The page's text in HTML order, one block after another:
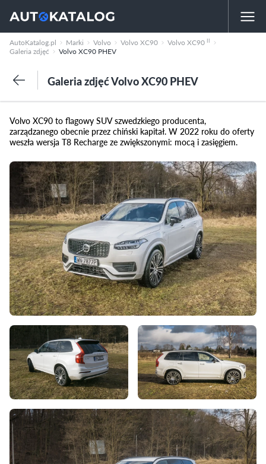
AutoKatalog.pl Marki Volvo Volvo XC90 Volvo XC90 II
Galeria zdjęć Volvo XC90 PHEV
Galeria zdjęć Volvo XC90 PHEV
Volvo XC90 to flagowy SUV szwedzkiego producenta,
zarządzanego obecnie przez chiński kapitał. W 2022 roku do oferty
weszła wersja T8 Recharge ze zwiększonymi: mocą i zasięgiem.